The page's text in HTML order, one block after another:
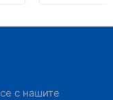
с нашите